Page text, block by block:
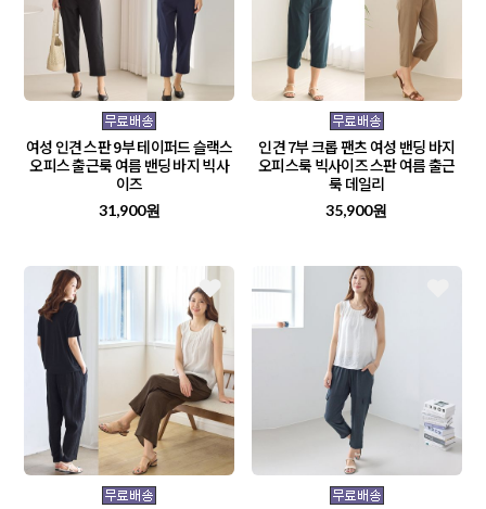
여성 인견 스판 9부 테이퍼드 슬랙스
오피스 출근룩 여름 밴딩 바지 빅사
이즈
31,900원
인견 7부 크롭 팬츠 여성 밴딩 바지
오피스룩 빅사이즈 스판 여름 출근
룩 데일리
35,900원